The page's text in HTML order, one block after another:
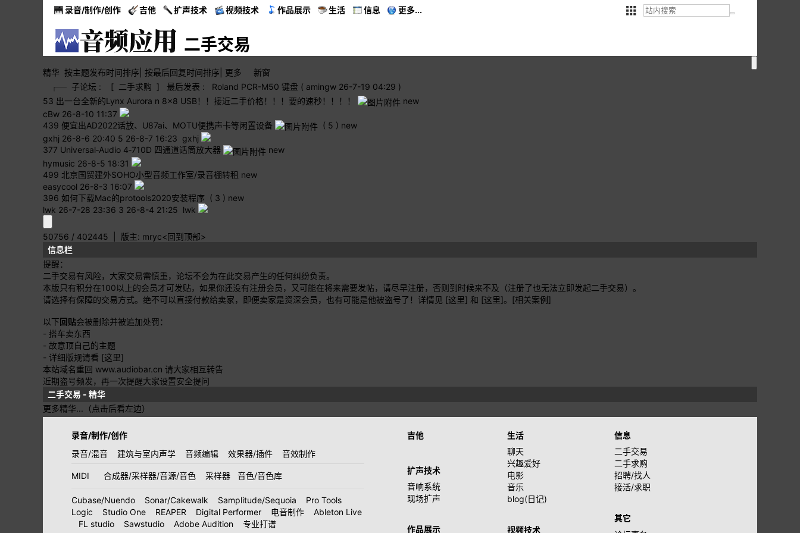
录音/制作/创作 吉他 扩声技术 视频技术 作品展示 生活 信息 更多...
二手交易
精华 按主题发布时间排序 按最后回复时间排序 更多
新窗
┌─ 子论坛 : [ 二手求购 ] 最后发表 : Roland PCR-M50 键盘 ( amingw 26-7-19 04:29 )
53 出一台全新的Lynx Aurora n 8x8 USB！！接近二手价格！！！要的速秒！！！！
new
cBw 26-8-10 11:37
439 便宜出AD2022话放、U87ai、MOTU便携声卡等闲置设备 ( 5 ) new
gxhj 26-8-6 20:40 5 26-8-7 16:23 gxhj
377 Universal‑Audio 4‑710D 四通道话筒放大器
new
hymusic 26-8-5 18:31
499 北京国贸建外SOHO小型音频工作室/录音棚转租 new
easycool 26-8-3 16:07
396 如何下载Mac的protools2020安装程序 ( 3 ) new
lwk 26-7-28 23:36 3 26-8-4 21:25 lwk
50756 / 402445 | 版主: mryc<回到顶部>
信息栏
提醒：
二手交易有风险，大家交易需慎重，论坛不会为在此交易产生的任何纠纷负责。
本版只有积分在100以上的会员才可发贴，如果你还没有注册会员，又可能在将来需要发帖，请尽早注册，否则到时候来不及（注册了也无法立即发起二手交易）。
请选择有保障的交易方式。绝不可以直接付款给卖家，即便卖家是资深会员，也有可能是他被盗号了！详情见 [这里] 和 [这里]。 [相关案例]
以下 回贴会被删除并被追加处罚：
- 搭车卖东西
- 故意顶自己的主题
- 详细版规请看 [这里]
本站域名重回 www.audiobar.cn 请大家相互转告
近期盗号频发，再一次提醒大家设置安全提问
二手交易 - 精华
更多精华...（点击后看左边）
录音/制作/创作
录音/混音
建筑与室内声学 音频编辑 效果器/插件 音效制作
MIDI 合成器/采样器/音源/音色 采样器 音色/音色库
Cubase/Nuendo Sonar/Cakewalk Samplitude/Sequoia
Pro Tools
Logic
Studio One REAPER Digital Performer 电音制作
Ableton Live
FL studio
Sawstudio Adobe Audition 专业打谱
吉他
扩声技术
音响系统
现场扩声
作品展示
生活
聊天
兴趣爱好
电影
音乐
blog(日记)
视频技术
信息
二手交易
二手求购
招聘/找人
接活/求职
其它